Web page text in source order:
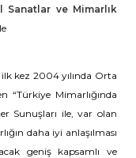
Sanatlar ve Mimarlık
kez 2004 yılında Orta
“Türkiye Mimarlığında
Sunuşları ile, var olan
daha iyi anlaşılması
geniş kapsamlı ve